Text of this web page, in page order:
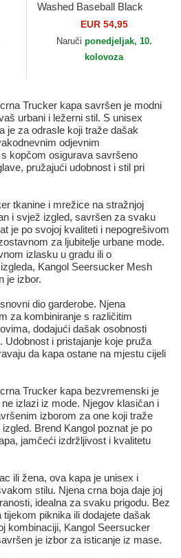
Washed Baseball Black
EUR 54,95
Naruči ponedjeljak, 10.
kolovoza
Trucker kapa savršen je modni
urbani i ležerni stil. S unisex
je za odrasle koji traže dašak
odjevnim
kopčom osigurava savršeno
pružajući udobnost i stil pri
tkanine i mrežice na stražnjoj
i svjež izgled, savršen za svaku
je po svojoj kvaliteti i nepogrešivom
za ljubitelje urbane mode.
izlasku u gradu ili o
Kangol Seersucker Mesh
je izbor.
dio garderobe. Njena
za kombiniranje s različitim
dodajući dašak osobnosti
Udobnost i pristajanje koje pruža
da kapa ostane na mjestu cijeli
Trucker kapa bezvremenski je
izlazi iz mode. Njegov klasičan i
izborom za one koji traže
Brend Kangol poznat je po
jamčeći izdržljivost i kvalitetu
ili žena, ova kapa je unisex i
stilu. Njena crna boja daje joj
idealna za svaku prigodu. Bez
piknika ili dodajete dašak
kombinaciji, Kangol Seersucker
je izbor za isticanje iz mase.